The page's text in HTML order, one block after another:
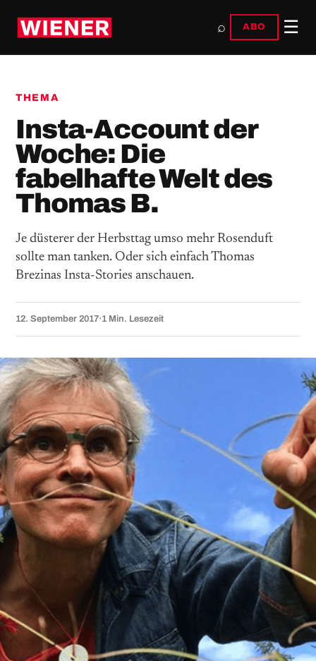
⌕ ABO ☰
THEMA
Insta-Account der
Woche: Die
fabelhafte Welt des
Thomas B.
Je düsterer der Herbsttag umso mehr Rosenduft
sollte man tanken. Oder sich einfach Thomas
Brezinas Insta-Stories anschauen.
12. September 2017·1 Min. Lesezeit